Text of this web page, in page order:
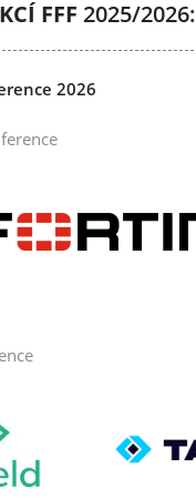
FFF 2025/2026:
2026